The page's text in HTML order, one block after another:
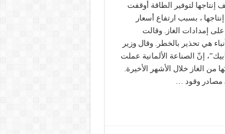
إنتاجها لتوفير الطاقة أوقفت
، بسبب ارتفاع أسعار
إمدادات الغاز. وقالت
هي تحذير بالخطر. وقال وزير
إنّ الصناعة الألمانية عملت
من الغاز خلال الأشهر الأخيرة.
مصادر وقود …